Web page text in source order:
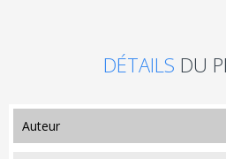
DÉTAILS DU
auteur